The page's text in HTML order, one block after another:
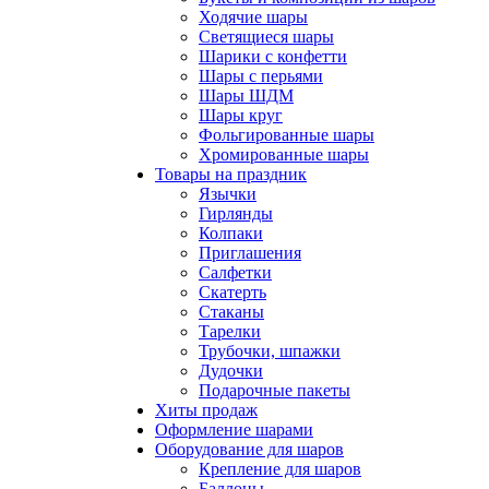
Ходячие шары
Светящиеся шары
Шарики с конфетти
Шары с перьями
Шары ШДМ
Шары круг
Фольгированные шары
Хромированные шары
Товары на праздник
Язычки
Гирлянды
Колпаки
Приглашения
Салфетки
Скатерть
Стаканы
Тарелки
Трубочки, шпажки
Дудочки
Подарочные пакеты
Хиты продаж
Оформление шарами
Оборудование для шаров
Крепление для шаров